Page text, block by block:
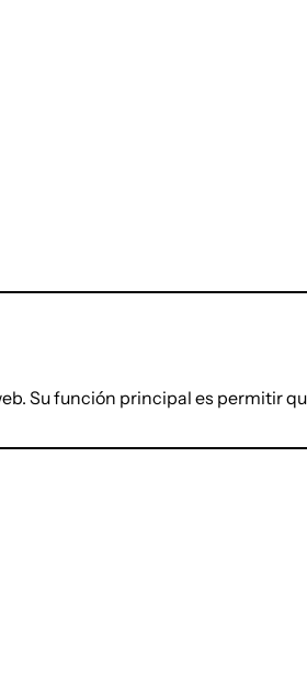
Su función principal es permitir